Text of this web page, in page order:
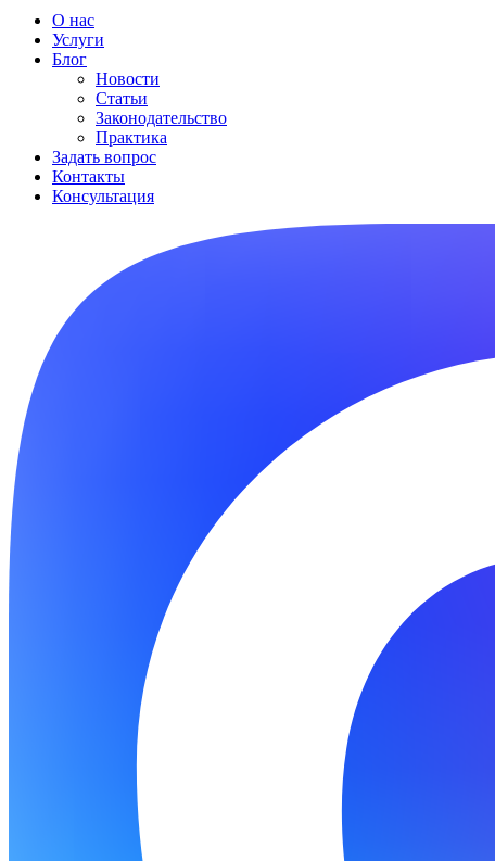
О нас
Услуги
Блог
Новости
Статьи
Законодательство
Практика
Задать вопрос
Контакты
Консультация